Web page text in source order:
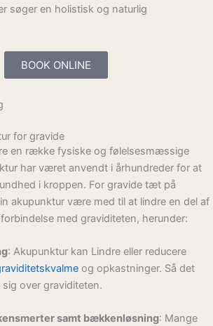
søger en holistisk og naturlig
BOOK ONLINE
for gravide
en række fysiske og følelsesmæssige
har været anvendt i århundreder for at
i kroppen. For gravide tæt på
akupunktur være med til at lindre en del af
med graviditeten, herunder:
: Akupunktur kan Lindre eller reducere
og opkastninger. Så det
over graviditeten.
samt bækkenløsning: Mange